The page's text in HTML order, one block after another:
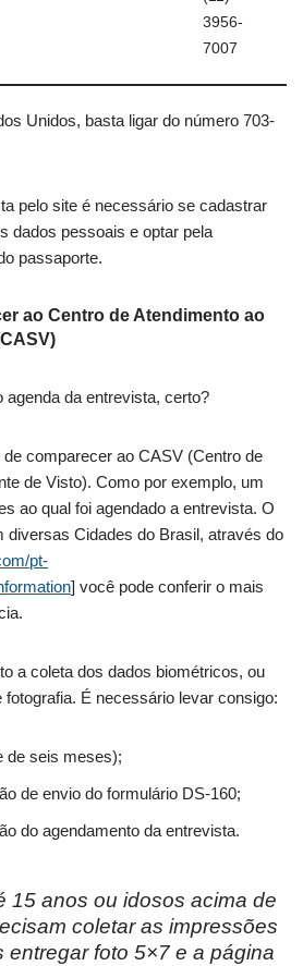
3956-
7007
Unidos, basta ligar do número 703-
pelo site é necessário se cadastrar
dados pessoais e optar pela
passaporte.
ao Centro de Atendimento ao
agenda da entrevista, certo?
comparecer ao CASV (Centro de
de Visto). Como por exemplo, um
ao qual foi agendado a entrevista. O
diversas Cidades do Brasil, através do
pt-
] você pode conferir o mais
a coleta dos dados biométricos, ou
É necessário levar consigo:
de seis meses);
de envio do formulário DS-160;
do agendamento da entrevista.
15 anos ou idosos acima de
coletar as impressões
entregar foto 5×7 e a página